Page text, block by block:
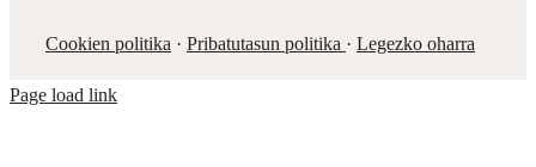
Cookien politika · Pribatutasun politika · Legezko oharra
Page load link